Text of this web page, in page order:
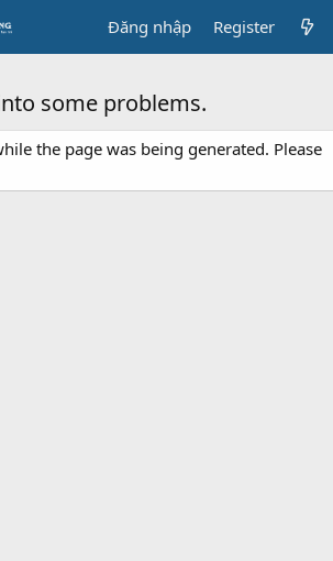
Đăng nhập Register
some problems.
the page was being generated. Please